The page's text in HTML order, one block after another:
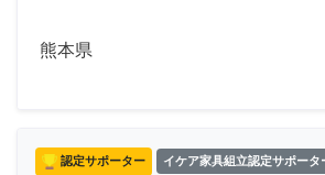
熊本県
認定サポーター イケア家具組立認定サポータ